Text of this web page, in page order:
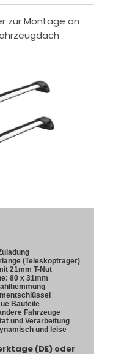
zur Montage an
(Teleskopträger)
21mm T-Nut
80 x 31mm
Bauteile
Fahrzeuge
und Verarbeitung
und leise
(DE) oder